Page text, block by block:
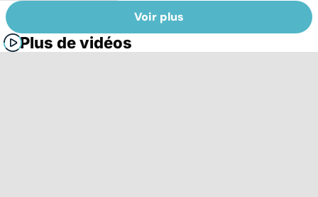
Voir plus
Plus de vidéos